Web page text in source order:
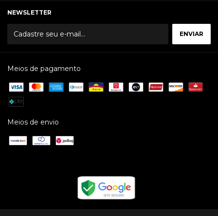
NEWSLETTER
Meios de pagamento
Meios de envio